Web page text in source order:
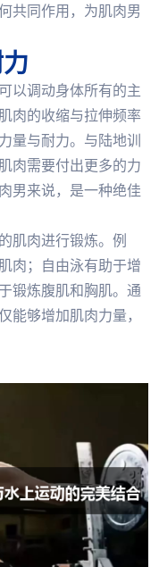
共同作用，为肌肉男
以调动身体所有的主
肉的收缩与拉伸频率
量与耐力。与陆地训
肉需要付出更多的力
男来说，是一种绝佳
肌肉进行锻炼。例
肉；自由泳有助于增
锻炼腹肌和胸肌。通
能够增加肌肉力量，